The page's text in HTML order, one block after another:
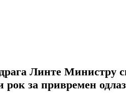
Линте
за привремен